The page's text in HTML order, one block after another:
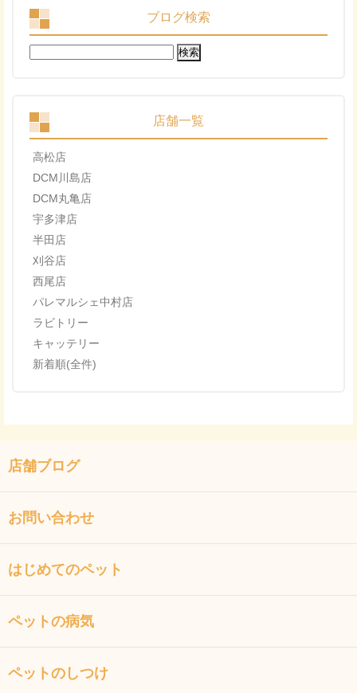
ブログ検索
検
索:
店舗一覧
高松店
DCM川島店
DCM丸亀店
宇多津店
半田店
刈谷店
西尾店
パレマルシェ中村店
ラビトリー
キャッテリー
新着順(全件)
店舗ブログ
お問い合わせ
はじめてのペット
ペットの病気
ペットのしつけ